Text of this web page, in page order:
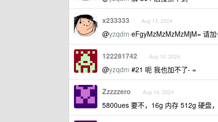
x233333 Aug 13, 2024
@yzqdm eFgyMzMzMzMzMjM= 请
122281742 Aug 14, 2024
@yzqdm #21 呃 我也加不了- =
Zzzzzero Aug 14, 2024
5800ues 要不，16g 内存 512g 硬盘